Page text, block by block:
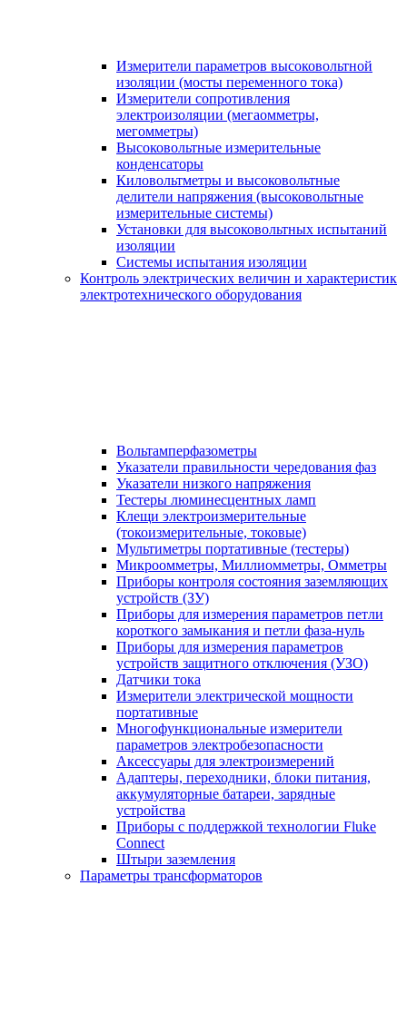
Измерители параметров высоковольтной
изоляции (мосты переменного тока)
Измерители сопротивления
электроизоляции (мегаомметры,
мегомметры)
Высоковольтные измерительные
конденсаторы
Киловольтметры и высоковольтные
делители напряжения (высоковольтные
измерительные системы)
Установки для высоковольтных испытаний
изоляции
Системы испытания изоляции
Контроль электрических величин и характеристик
электротехнического оборудования
Вольтамперфазометры
Указатели правильности чередования фаз
Указатели низкого напряжения
Тестеры люминесцентных ламп
Клещи электроизмерительные
(токоизмерительные, токовые)
Мультиметры портативные (тестеры)
Микроомметры, Миллиомметры, Омметры
Приборы контроля состояния заземляющих
устройств (ЗУ)
Приборы для измерения параметров петли
короткого замыкания и петли фаза-нуль
Приборы для измерения параметров
устройств защитного отключения (УЗО)
Датчики тока
Измерители электрической мощности
портативные
Многофункциональные измерители
параметров электробезопасности
Аксессуары для электроизмерений
Адаптеры, переходники, блоки питания,
аккумуляторные батареи, зарядные
устройства
Приборы с поддержкой технологии Fluke
Connect
Штыри заземления
Параметры трансформаторов